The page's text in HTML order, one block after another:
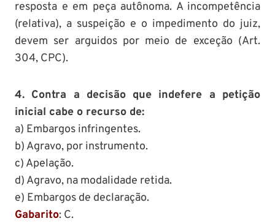
resposta e em peça autônoma. A incompetência
(relativa), a suspeição e o impedimento do juiz,
devem ser arguidos por meio de exceção (Art.
304, CPC).
4. Contra a decisão que indefere a petição
inicial cabe o recurso de:
a) Embargos infringentes.
b) Agravo, por instrumento.
c) Apelação.
d) Agravo, na modalidade retida.
e) Embargos de declaração.
Gabarito: C.